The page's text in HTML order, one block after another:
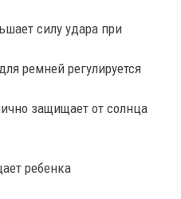
силу удара при
ремней регулируется
защищает от солнца
ребенка